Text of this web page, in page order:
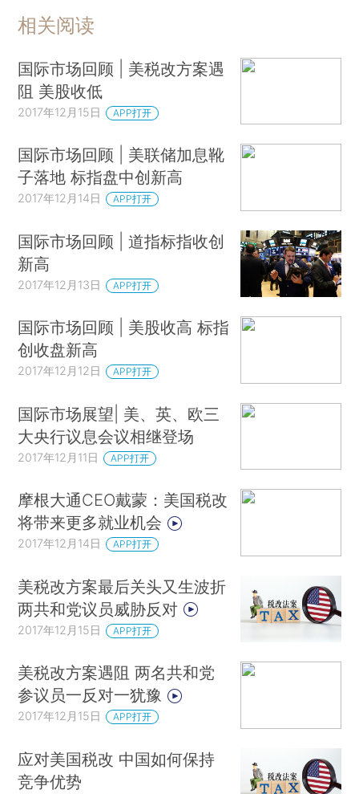
相关阅读
国际市场回顾 | 美税改方案遇
阻 美股收低
2017年12月15日 APP打开
国际市场回顾 | 美联储加息靴
子落地 标指盘中创新高
2017年12月14日 APP打开
国际市场回顾 | 道指标指收创
新高
2017年12月13日 APP打开
国际市场回顾 | 美股收高 标指
创收盘新高
2017年12月12日 APP打开
国际市场展望| 美、英、欧三
大央行议息会议相继登场
2017年12月11日 APP打开
摩根大通CEO戴蒙：美国税改
将带来更多就业机会
2017年12月14日 APP打开
美税改方案最后关头又生波折
两共和党议员威胁反对
2017年12月15日 APP打开
美税改方案遇阻 两名共和党
参议员一反对一犹豫
2017年12月15日 APP打开
应对美国税改 中国如何保持
竞争优势